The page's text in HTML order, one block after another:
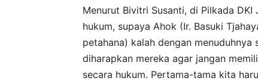
Menurut Bivitri Susanti, di Pilkada
hukum, supaya Ahok (Ir. Basuki
petahana) kalah dengan
diharapkan mereka agar jangan
secara hukum. Pertama-tama kita